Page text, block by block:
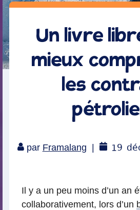
Un livre
mieux
les
par Framalang 19
Il y a un peu moins d’un an
collaborativement, lors d’un